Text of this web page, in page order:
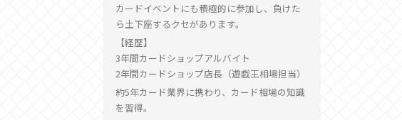
カードイベントにも積極的に参加し、負けた
ら土下座するクセがあります。
【経歴】
3年間カードショップアルバイト
2年間カードショップ店長（遊戯王相場担当）
約5年カード業界に携わり、カード相場の知識
を習得。